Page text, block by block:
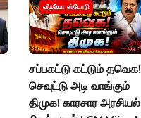
வீடியோ ஸ்டோரி
சப்பகட்டு கட்டும் தவெக!
செவுட்டு அடி வாங்கும்
திமுக! காரசார அரசியல்